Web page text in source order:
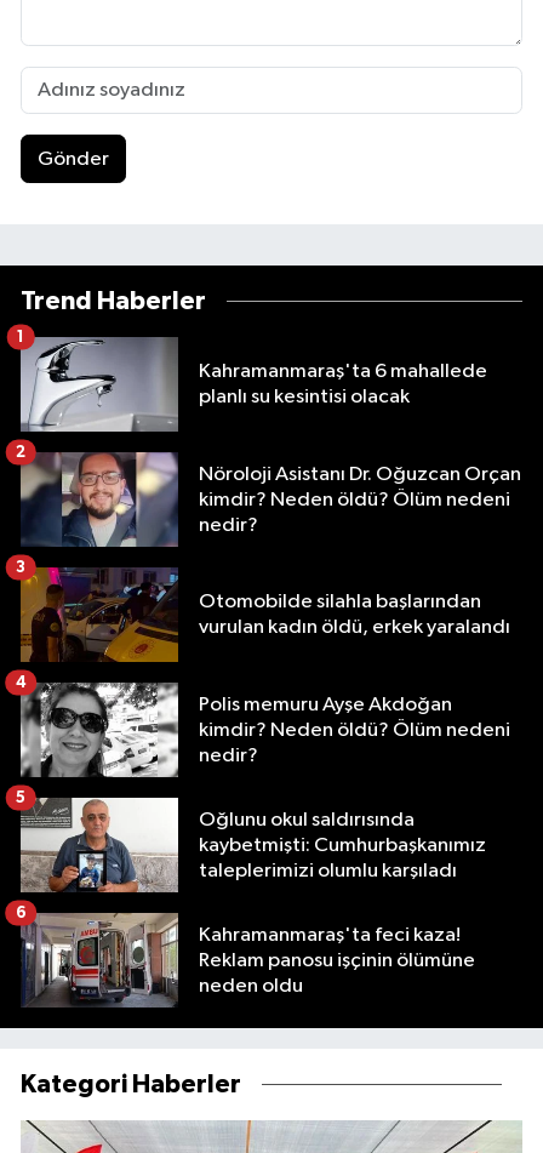
Gönder
Trend Haberler
Kahramanmaraş'ta 6 mahallede
planlı su kesintisi olacak
1
Nöroloji Asistanı Dr. Oğuzcan Orçan
kimdir? Neden öldü? Ölüm nedeni
nedir?
2
Otomobilde silahla başlarından
vurulan kadın öldü, erkek yaralandı
3
Polis memuru Ayşe Akdoğan
kimdir? Neden öldü? Ölüm nedeni
nedir?
4
Oğlunu okul saldırısında
kaybetmişti: Cumhurbaşkanımız
taleplerimizi olumlu karşıladı
5
Kahramanmaraş'ta feci kaza!
Reklam panosu işçinin ölümüne
neden oldu
6
Kategori Haberler